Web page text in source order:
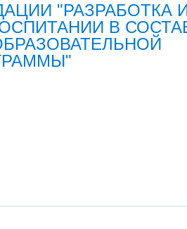
"РАЗРАБОТКА
В